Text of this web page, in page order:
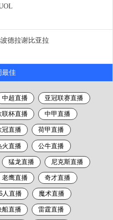
德拉谢比亚拉
最佳
中超直播 亚冠联赛直播
联杯直播 中甲直播
冠直播 荷甲直播
火直播 公牛直播
猛龙直播 尼克斯直播
老鹰直播 奇才直播
人直播 魔术直播
船直播 雷霆直播